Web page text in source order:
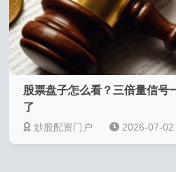
股票盘子怎么看？三倍量信号
了
炒股配资门户 2026-07-02